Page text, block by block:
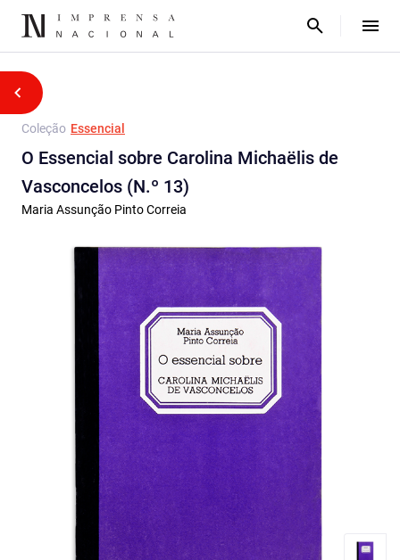
Coleção Essencial
O Essencial sobre Carolina Michaëlis de
Vasconcelos (N.º 13)
Maria Assunção Pinto Correia